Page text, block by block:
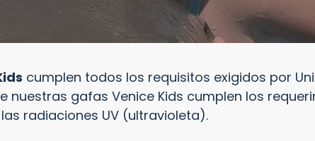
e
c
c
i
ó
cumplen todos los requisitos exigidos por
nuestras gafas Venice Kids cumplen los
radiaciones UV (ultravioleta).